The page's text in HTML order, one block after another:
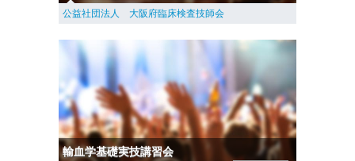
公益社団法人 大阪府臨床検査技師会
輸血学基礎実技講習会